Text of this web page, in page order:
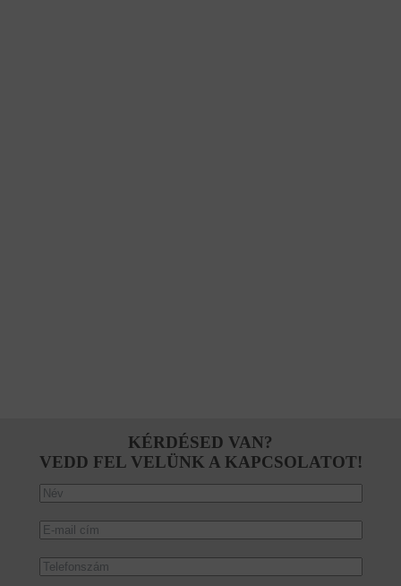
KÉRDÉSED VAN?
VEDD FEL VELÜNK A KAPCSOLATOT!